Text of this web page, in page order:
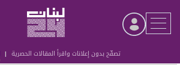
تصفّح بدون إعلانات واقرأ المقالات الحصرية |
Advertisement